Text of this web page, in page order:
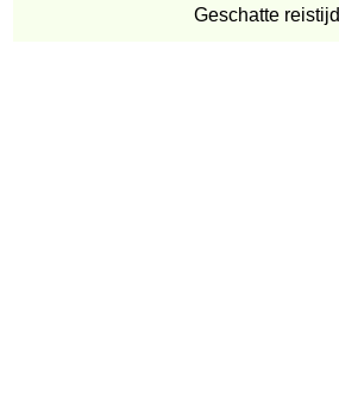
Geschatte reistijd